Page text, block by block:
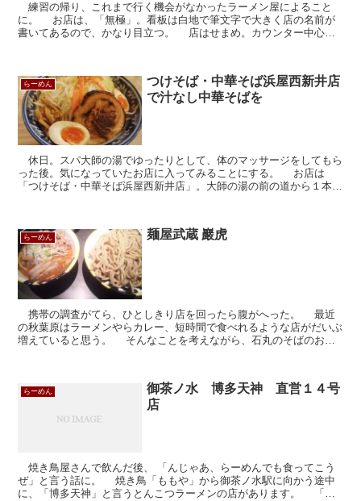
練習の帰り、これまで行く機会がなかったラーメン屋によること
に。 お店は、「無極」。看板は白地で筆文字で大きく店の名前が
書いてあるので、かなり目立つ。 店はせまめ。カウンター中心の
らーめん
つけそば・中華そば浜屋西新井店
で汁なし中華そばを
休日。スパ大師の湯でゆったりとして、体のマッサージをしてもら
った後。気になっていたお店に入ってみることにする。 お店は
「つけそば・中華そば浜屋西新井店」。大師の湯の前の道から１本内
らーめん 麺屋武蔵 巖虎
携帯の調査がてら、ひとしきり店を回ったら腹がへった。 最近
の秋葉原はラーメンやらカレー、短時間で食べれるような店がだいぶ
増えていると思う。 そんなことを考えながら、石丸のそばのお店
らーめん
御茶ノ水 博多天神 直営１４号
店
焼き鳥屋さんで飲んだ後、 「んじゃあ、らーめんでも食ってこう
ぜ」と言う話に。 焼き鳥「ももや」から御茶ノ水駅に向かう途中
に、「博多天神」と言うとんこつラーメンの店があります。 「博